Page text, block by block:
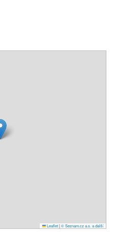
Leaflet|© Seznam.cz a.s. a další